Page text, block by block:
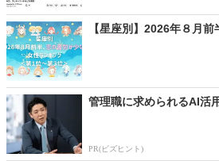
【星座別】2026年８月
管理職に求められるAI活
PR(ビズヒント)